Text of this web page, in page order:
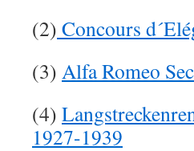
(2) Concours
(3) Alfa Romeo
(4)
1927-1939